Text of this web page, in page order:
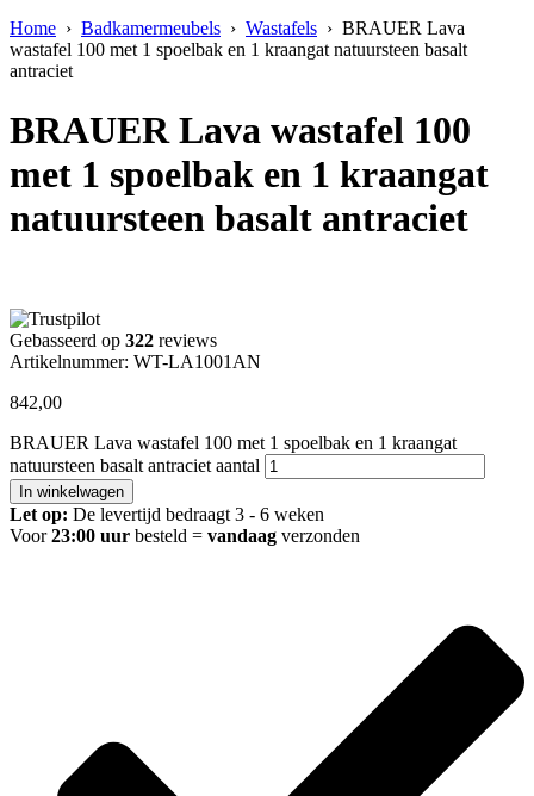
Home › Badkamermeubels › Wastafels › BRAUER Lava
wastafel 100 met 1 spoelbak en 1 kraangat natuursteen basalt
antraciet
BRAUER Lava wastafel 100
met 1 spoelbak en 1 kraangat
natuursteen basalt antraciet
Gebasseerd op 322 reviews
Artikelnummer: WT-LA1001AN
842,00
BRAUER Lava wastafel 100 met 1 spoelbak en 1 kraangat
natuursteen basalt antraciet aantal
In winkelwagen
Let op: De levertijd bedraagt 3 - 6 weken
Voor23:00 uur besteld = vandaag verzonden